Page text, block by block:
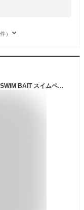
）
JACKALL ジャッカル VIVIDUS ヴィヴィダス SWIM BAIT スイムベイト 145mm 51g Floating フローティング 高浮力ボディ サイドフックアイ リッジテール スーパーソフトマテリアル ルアー バス釣り